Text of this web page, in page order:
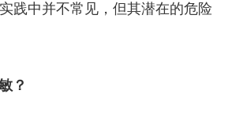
践中并不常见，但其潜在的危险
？